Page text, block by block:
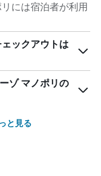
には宿泊者が利用
ックアウトは
ゾ マノポリの
と見る